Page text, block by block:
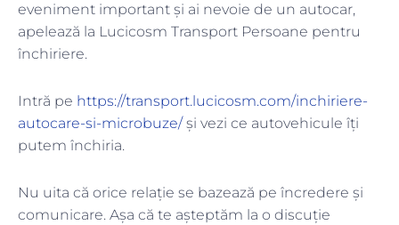
eveniment important și ai nevoie de un autocar,
apelează la Lucicosm Transport Persoane pentru
închiriere.
Intră pe https://transport.lucicosm.com/inchiriere-
autocare-si-microbuze/și vezi ce autovehicule îți
putem închiria.
Nu uita că orice relație se bazează pe încredere și
comunicare. Așa că te așteptăm la o discuție